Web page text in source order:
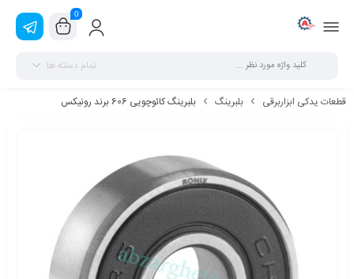
0
تمام دسته ها
قطعات یدکی ابزاربرقی بلبرینگ بلبرینگ کائوچویی 606 برند رونیکس